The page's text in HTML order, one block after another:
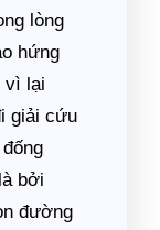
lòng
hứng
vì lại
giải cứu
bởi
đường